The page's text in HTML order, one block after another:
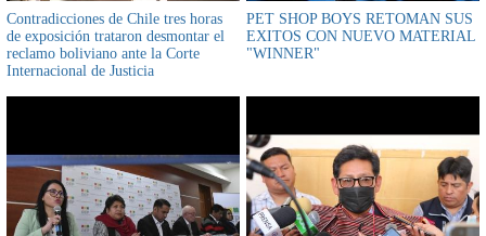
Contradicciones de Chile tres horas
de exposición trataron desmontar el
reclamo boliviano ante la Corte
Internacional de Justicia
PET SHOP BOYS RETOMAN SUS
EXITOS CON NUEVO MATERIAL
"WINNER"